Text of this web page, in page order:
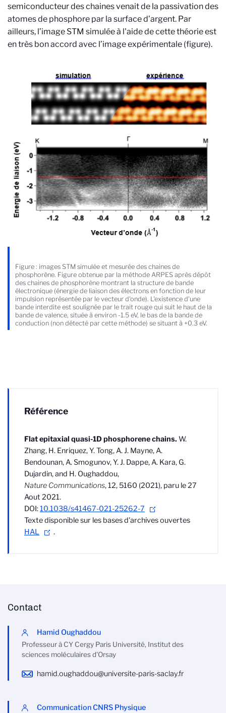
semiconducteur des chaines venait de la passivation des
atomes de phosphore par la surface d’argent. Par
ailleurs, l’image STM simulée à l'aide de cette théorie est
en très bon accord avec l’image expérimentale (figure).
Figure : images STM simulée et mesurée des chaines de
phosphorène. Figure obtenue par la méthode ARPES après dépôt
des chaines de phosphorène montrant la structure de bande
électronique (énergie de liaison des électrons en fonction de leur
impulsion représentée par le vecteur d'onde). L'existence d'une
bande interdite est soulignée par le trait rouge qui suit le haut de la
bande de valence, située à environ -1.5 eV, le bas de la bande de
conduction (non détecté par cette méthode) se situant à +0.3 eV.
Référence
Flat epitaxial quasi-1D phosphorene chains. W.
Zhang, H. Enriquez, Y. Tong, A. J. Mayne, A.
Bendounan, A. Smogunov, Y. J. Dappe, A. Kara, G.
Dujardin, and H. Oughaddou,
Nature Communications, 12, 5160 (2021), paru le 27
Aout 2021.
DOI:10.1038/s41467-021-25262-7
Texte disponible sur les bases d'archives ouvertes
HAL
.
Contact
Hamid Oughaddou
Professeur à CY Cergy Paris Université, Institut des
sciences moléculaires d'Orsay
hamid.oughaddou@universite-paris-saclay.fr
Communication CNRS Physique